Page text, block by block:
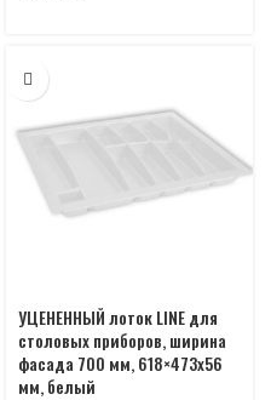
УЦЕНЕННЫЙ лоток LINE для
столовых приборов, ширина
фасада 700 мм, 618×473х56
мм, белый